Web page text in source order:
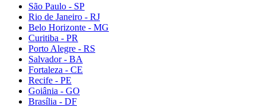
São Paulo - SP
Rio de Janeiro - RJ
Belo Horizonte - MG
Curitiba - PR
Porto Alegre - RS
Salvador - BA
Fortaleza - CE
Recife - PE
Goiânia - GO
Brasília - DF